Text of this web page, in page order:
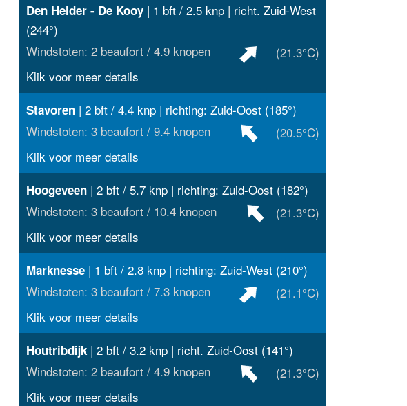
Den Helder - De Kooy| 1 bft / 2.5 knp | richt. Zuid-West
(244°)
Windstoten: 2 beaufort / 4.9 knopen
(21.3°C)
Klik voor meer details
Stavoren| 2 bft / 4.4 knp | richting: Zuid-Oost (185°)
Windstoten: 3 beaufort / 9.4 knopen
(20.5°C)
Klik voor meer details
Hoogeveen| 2 bft / 5.7 knp | richting: Zuid-Oost (182°)
Windstoten: 3 beaufort / 10.4 knopen
(21.3°C)
Klik voor meer details
Marknesse| 1 bft / 2.8 knp | richting: Zuid-West (210°)
Windstoten: 3 beaufort / 7.3 knopen
(21.1°C)
Klik voor meer details
Houtribdijk| 2 bft / 3.2 knp | richt. Zuid-Oost (141°)
Windstoten: 2 beaufort / 4.9 knopen
(21.3°C)
Klik voor meer details